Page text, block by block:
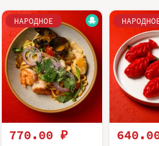
НАРОДНОЕ
770.00 ₽